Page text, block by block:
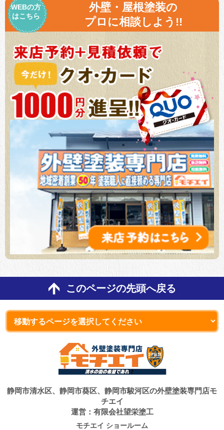
WEBの方
はこちら
外壁・屋根塗装の
プロに相談しよう!!
このページの先頭へ戻る
静岡市清水区、静岡市葵区、静岡市駿河区の外壁塗装専門店モ
チエイ
運営：有限会社望栄塗工
モチエイ ショールーム